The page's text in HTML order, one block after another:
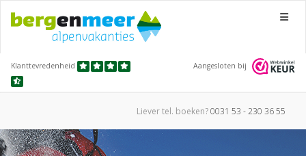
Menu
Klanttevredenheid Aangesloten bij
Liever tel. boeken?0031 53 - 230 36 55